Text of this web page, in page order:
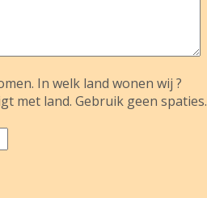
In welk land wonen wij ?
met land. Gebruik geen spaties.